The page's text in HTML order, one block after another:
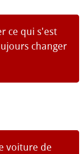
ce qui s'est
changer
voiture de